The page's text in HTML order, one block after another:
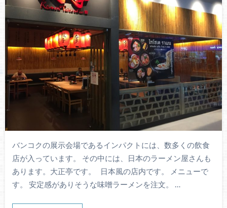
バンコクの展示会場であるインパクトには、数多くの飲食
店が入っています。 その中には、日本のラーメン屋さんも
あります。大正亭です。 日本風の店内です。 メニューで
す。 安定感がありそうな味噌ラーメンを注文。 …